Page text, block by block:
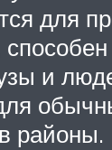
для
и
районы.